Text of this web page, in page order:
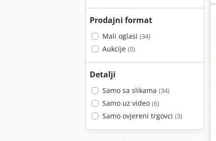
Prodajni format
Mali oglasi (34)
Aukcije (0)
Detalji
Samo sa slikama (34)
Samo uz video (6)
Samo ovjereni trgovci (3)